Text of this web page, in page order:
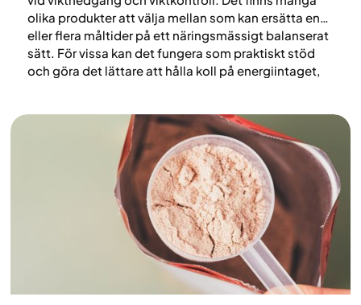
olika produkter att välja mellan som kan ersätta en
eller flera måltider på ett näringsmässigt balanserat
sätt. För vissa kan det fungera som praktiskt stöd
och göra det lättare att hålla koll på energiintaget,